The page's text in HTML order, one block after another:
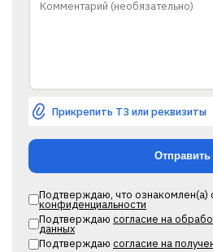
Прикрепить ТЗ или реквизиты
Подтверждаю, что ознакомлен(а)
конфиденциальности
Подтверждаю согласие на
данных
Подтверждаю согласие на